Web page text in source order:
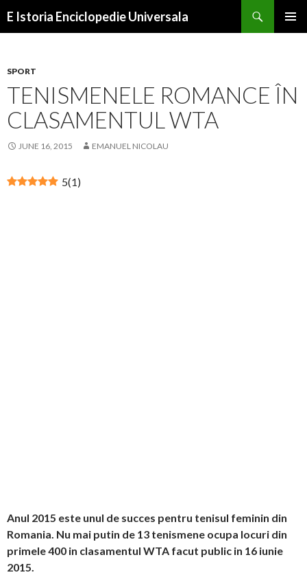
E Istoria Enciclopedie Universala
SPORT
TENISMENELE ROMANCE ÎN
CLASAMENTUL WTA
JUNE 16, 2015 EMANUEL NICOLAU
5(1)
Anul 2015 este unul de succes pentru tenisul feminin din
Romania. Nu mai putin de 13 tenismene ocupa locuri din
primele 400 in clasamentul WTA facut public in 16 iunie
2015.